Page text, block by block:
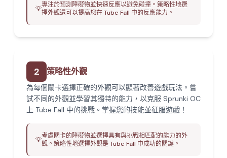
💡專注於預測障礙物並快速反應以避免碰撞。策略性地選
擇外觀還可以提高您在 Tube Fall 中的反應能力。
2 策略性外觀
為每個關卡選擇正確的外觀可以顯著改善遊戲玩法。嘗
試不同的外觀並學習其獨特的能力，以克服 Sprunki OC
上 Tube Fall 中的挑戰。掌握您的技能並征服遊戲！
💡考慮關卡的障礙物並選擇具有與挑戰相匹配的能力的外
觀。策略性地選擇外觀是 Tube Fall 中成功的關鍵。